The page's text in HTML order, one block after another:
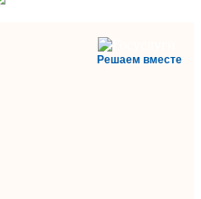
Решаем вместе